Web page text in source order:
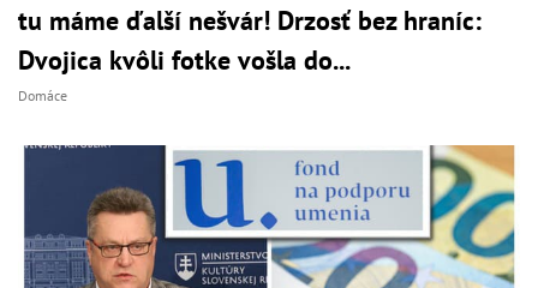
tu máme ďalší nešvár! Drzosť bez hraníc:
Dvojica kvôli fotke vošla do...
Domáce